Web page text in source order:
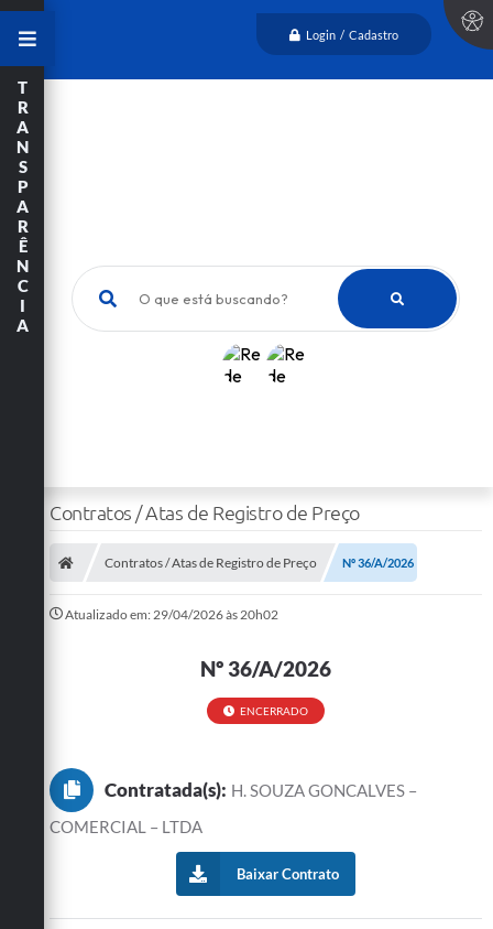
Login / Cadastro
O que está buscando?
T
R
A
N
S
P
A
R
Ê
N
C
I
A
Contratos / Atas de Registro de Preço
Contratos / Atas de Registro de Preço Nº 36/A/2026
Atualizado em: 29/04/2026 às 20h02
Nº 36/A/2026
ENCERRADO
Contratada(s): H. SOUZA GONCALVES –
COMERCIAL – LTDA
Baixar Contrato